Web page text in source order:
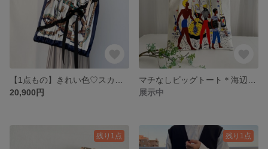
20,900円
展示中
残り1点 残り1点